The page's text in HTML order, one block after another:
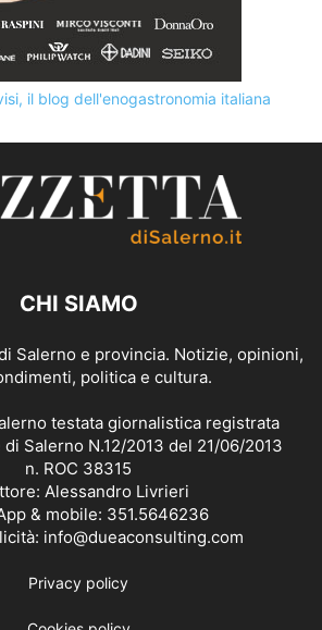
CHI SIAMO
Salerno e provincia. Notizie, opinioni,
politica e cultura.
testata giornalistica registrata
Salerno N.12/2013 del 21/06/2013
n. ROC 38315
Alessandro Livrieri
& mobile: 351.5646236
info@dueaconsulting.com
Privacy policy